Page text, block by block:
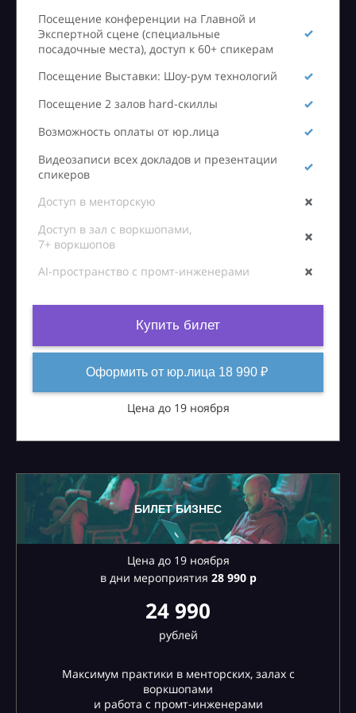
Посещение конференции на Главной и
Экспертной сцене (специальные
посадочные места), доступ к 60+ спикерам
Посещение Выставки: Шоу-рум технологий
Посещение 2 залов hard-скиллы
Возможность оплаты от юр.лица
Видеозаписи всех докладов и презентации
спикеров
Доступ в менторскую
Доступ в зал с воркшопами,
7+ воркшопов
AI-пространство с промт-инженерами
Купить билет
Оформить от юр.лица 18 990 ₽
Цена до 19 ноября
БИЛЕТ БИЗНЕС
Цена до 19 ноября
в дни мероприятия 28990 р
24 990
рублей
Максимум практики в менторских, залах с
воркшопами
и работа с промт-инженерами